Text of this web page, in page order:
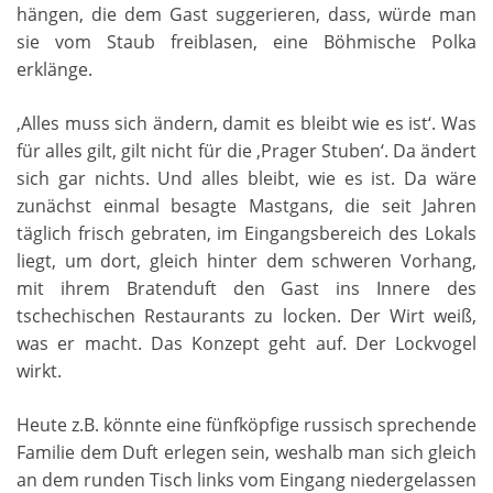
hängen, die dem Gast suggerieren, dass, würde man
sie vom Staub freiblasen, eine Böhmische Polka
erklänge.
‚Alles muss sich ändern, damit es bleibt wie es ist‘. Was
für alles gilt, gilt nicht für die ‚Prager Stuben‘. Da ändert
sich gar nichts. Und alles bleibt, wie es ist. Da wäre
zunächst einmal besagte Mastgans, die seit Jahren
täglich frisch gebraten, im Eingangsbereich des Lokals
liegt, um dort, gleich hinter dem schweren Vorhang,
mit ihrem Bratenduft den Gast ins Innere des
tschechischen Restaurants zu locken. Der Wirt weiß,
was er macht. Das Konzept geht auf. Der Lockvogel
wirkt.
Heute z.B. könnte eine fünfköpfige russisch sprechende
Familie dem Duft erlegen sein, weshalb man sich gleich
an dem runden Tisch links vom Eingang niedergelassen